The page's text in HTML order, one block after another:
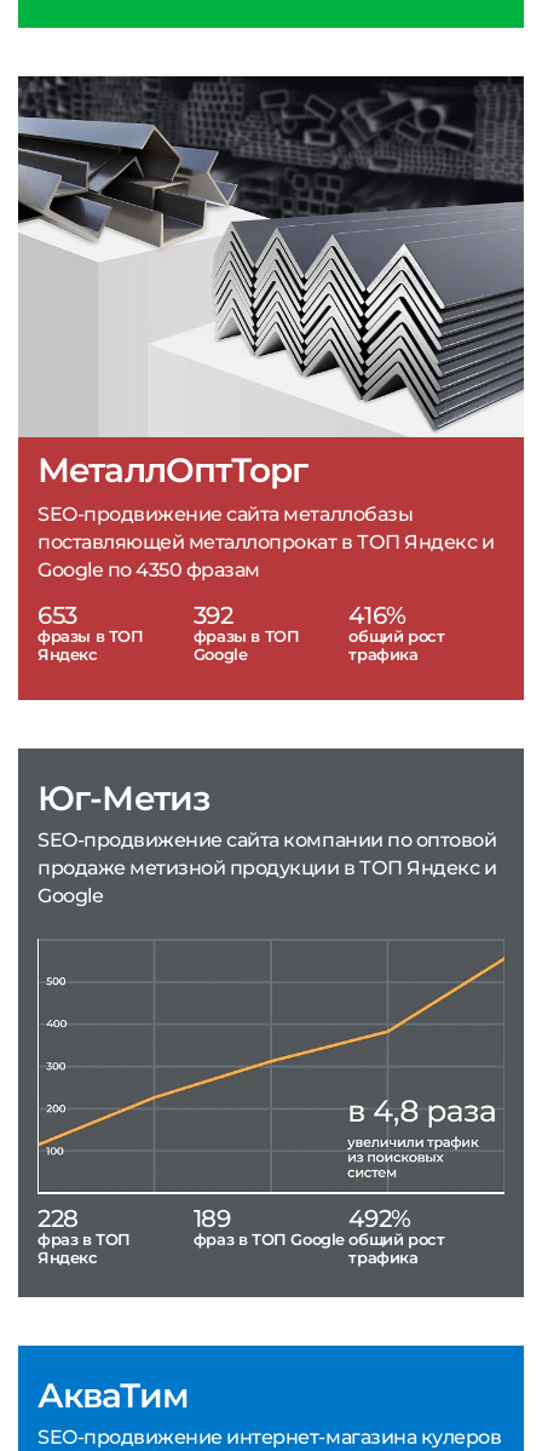
МеталлОптТорг
SEO-продвижение сайта металлобазы
поставляющей металлопрокат в ТОП Яндекс и
Google по 4350 фразам
653
фразы в ТОП
Яндекс
392
фразы в ТОП
Google
416%
общий рост
трафика
АкваТим
SEO-продвижение интернет-магазина кулеров
Юг-Метиз
SEO-продвижение сайта компании по оптовой
продаже метизной продукции в ТОП Яндекс и
Google
228
фраз в ТОП
Яндекс
189
фраз в ТОП Google
492%
общий рост
трафика